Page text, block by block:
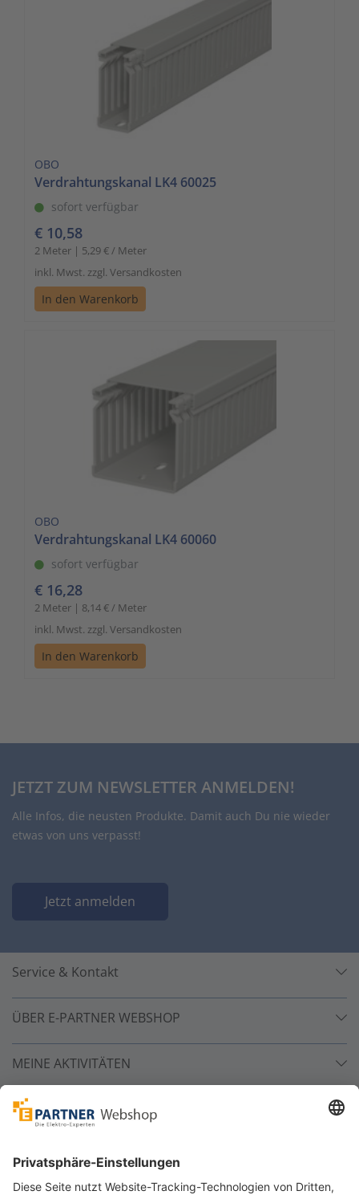
OBO
Verdrahtungskanal LK4 60025
sofort verfügbar
€ 10,58
2 Meter | 5,29 € / Meter
inkl. Mwst. zzgl. Versandkosten
In den Warenkorb
OBO
Verdrahtungskanal LK4 60060
sofort verfügbar
€ 16,28
2 Meter | 8,14 € / Meter
inkl. Mwst. zzgl. Versandkosten
In den Warenkorb
JETZT ZUM NEWSLETTER ANMELDEN!
Alle Infos, die neusten Produkte. Damit auch Du nie wieder
etwas von uns verpasst!
Jetzt anmelden
Service & Kontakt
ÜBER E-PARTNER WEBSHOP
MEINE AKTIVITÄTEN
Unsere Zahlarten
Versandpartner